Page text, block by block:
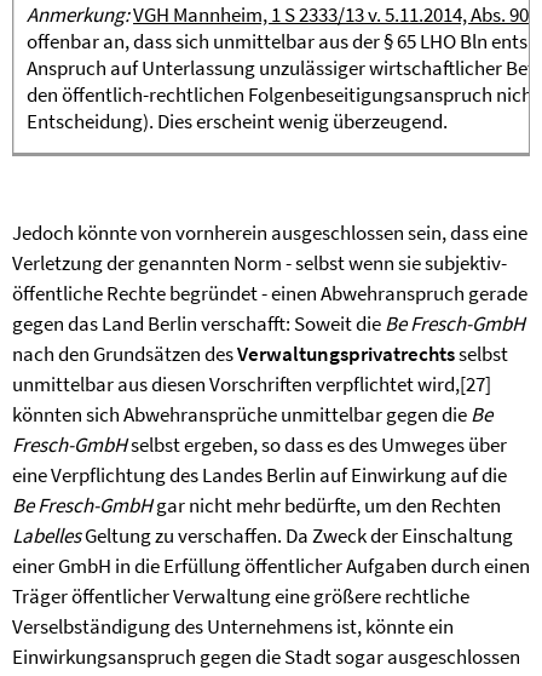
Anmerkung:VGH Mannheim, 1 S 2333/13 v. 5.11.2014, Abs. 90
offenbar an, dass sich unmittelbar aus der § 65 LHO Bln
Anspruch auf Unterlassung unzulässiger wirtschaftlicher
den öffentlich-rechtlichen Folgenbeseitigungsanspruch nicht
Entscheidung). Dies erscheint wenig überzeugend.
Jedoch könnte von vornherein ausgeschlossen sein, dass eine
Verletzung der genannten Norm - selbst wenn sie subjektiv-
öffentliche Rechte begründet - einen Abwehranspruch gerade
gegen das Land Berlin verschafft: Soweit dieBe Fresch-GmbH
nach den Grundsätzen desVerwaltungsprivatrechtsselbst
unmittelbar aus diesen Vorschriften verpflichtet wird,[27]
könnten sich Abwehransprüche unmittelbar gegen dieBe
Fresch-GmbHselbst ergeben, so dass es des Umweges über
eine Verpflichtung des Landes Berlin auf Einwirkung auf die
Be Fresch-GmbHgar nicht mehr bedürfte, um den Rechten
LabellesGeltung zu verschaffen. Da Zweck der Einschaltung
einer GmbH in die Erfüllung öffentlicher Aufgaben durch einen
Träger öffentlicher Verwaltung eine größere rechtliche
Verselbständigung des Unternehmens ist, könnte ein
Einwirkungsanspruch gegen die Stadt sogar ausgeschlossen